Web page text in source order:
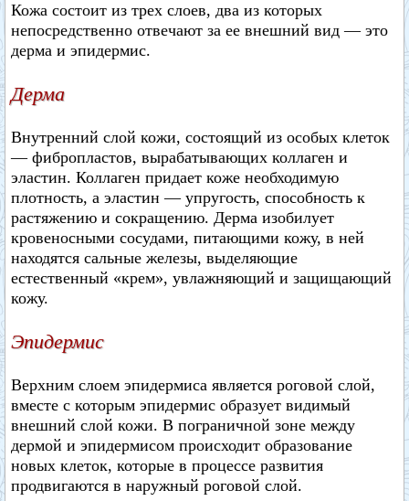
Кожа состоит из трех слоев, два из которых
непосредственно отвечают за ее внешний вид — это
дерма и эпидермис.
Дерма
Внутренний слой кожи, состоящий из особых клеток
— фибропластов, вырабатывающих коллаген и
эластин. Коллаген придает коже необходимую
плотность, а эластин — упругость, способность к
растяжению и сокращению. Дерма изобилует
кровеносными сосудами, питающими кожу, в ней
находятся сальные железы, выделяющие
естественный «крем», увлажняющий и защищающий
кожу.
Эпидермис
Верхним слоем эпидермиса является роговой слой,
вместе с которым эпидермис образует видимый
внешний слой кожи. В пограничной зоне между
дермой и эпидермисом происходит образование
новых клеток, которые в процессе развития
продвигаются в наружный роговой слой.